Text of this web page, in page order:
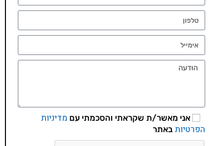
אני מאשר/ת שקראתי והסכמתי עם מדיניות
הפרטיות באתר